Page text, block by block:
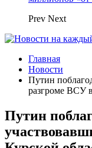
Prev Next
Главная
Новости
Путин
разгроме ВСУ
Путин